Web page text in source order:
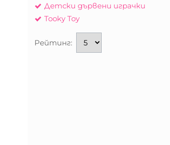
Детски дървени играчки
Tooky Toy
Рейтинг: